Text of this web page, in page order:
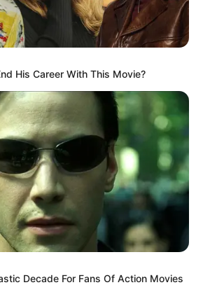
bietet einen umfassenden
Indien. Die Liefer-App ist rund um
zeichnet sich durch schnelle
private Unternehmen wurde 2014
2017 intere
His Career With This Movie?
Decade For Fans Of Action Movies